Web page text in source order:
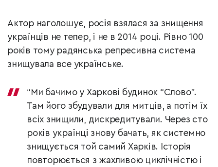
Актор наголошує, росія взялася за знищення
українців не тепер, і не в 2014 році. Рівно 100
років тому радянська репресивна система
знищувала все українське.
“Ми бачимо у Харкові будинок “Слово”.
Там його збудували для митців, а потім їх
всіх знищили, дискредитували. Через сто
років українці знову бачать, як системно
знищується той самий Харків. Історія
повторюється з жахливою циклічністю і